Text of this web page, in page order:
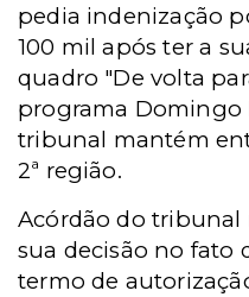
pedia indenização
100 mil após ter a
quadro "De volta
programa Domingo
tribunal mantém
2ª região.
Acórdão do
sua decisão no fato
termo de